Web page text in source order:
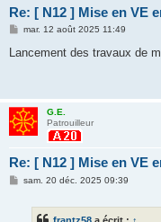
Re: [ N12 ] Mise en VE
M
s
mar. 12 août 2025 11:49
Lancement des travaux de
G.E.
Patrouilleur
Re: [ N12 ] Mise en VE
Msam. 20 déc. 2025 09:39